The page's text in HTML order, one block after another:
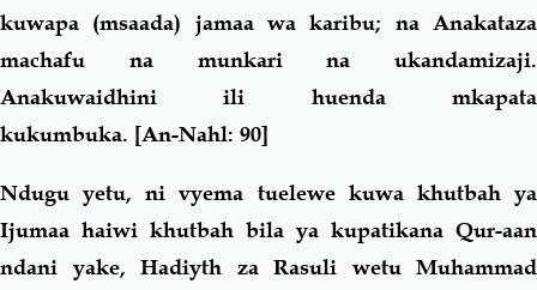
kuwapa (msaada) jamaa wa karibu; na Anakataza
machafu na munkari na ukandamizaji.
Anakuwaidhini ili huenda mkapata
kukumbuka. [An-Nahl: 90]
Ndugu yetu, ni vyema tuelewe kuwa khutbah ya
Ijumaa haiwi khutbah bila ya kupatikana Qur-aan
ndani yake, Hadiyth za Rasuli wetu Muhammad